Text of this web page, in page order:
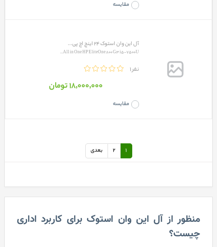
مقایسه
آل این وان استوک 24 اینچ اچ پی...
All in One HP EliteOne 800 G3 i5-7500U...
1 نفر
مقایسه
18٬000٬000 تومان
1
2 بعدی
منظور از آل این وان استوک برای کاربرد اداری
چیست؟